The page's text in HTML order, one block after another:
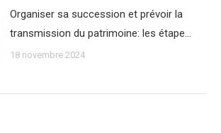
Organiser sa succession et prévoir la
transmission du patrimoine: les étape…
18 novembre 2024